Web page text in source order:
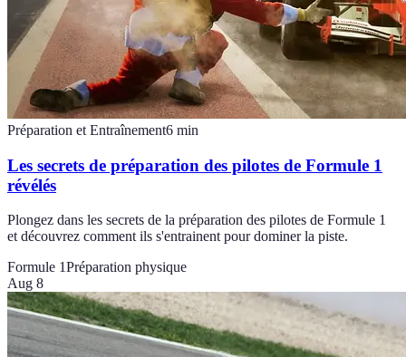
Préparation et Entraînement6 min
Les secrets de préparation des pilotes de Formule 1
révélés
Plongez dans les secrets de la préparation des pilotes de Formule 1
et découvrez comment ils s'entrainent pour dominer la piste.
Formule 1Préparation physique
Aug 8